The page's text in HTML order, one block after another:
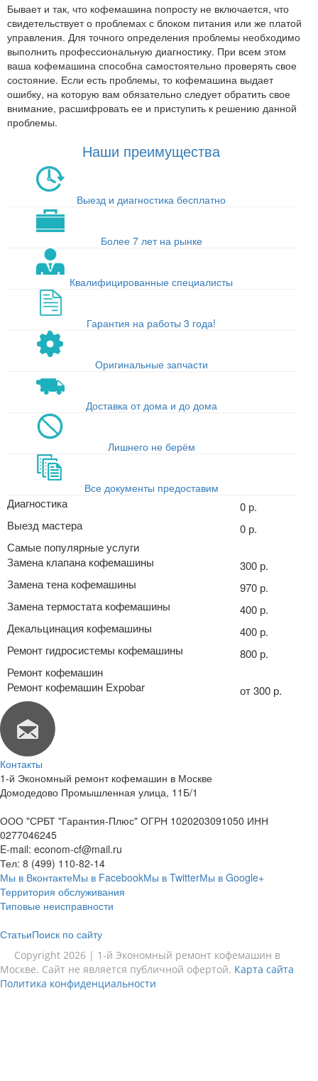
Бывает и так, что кофемашина попросту не включается, что
свидетельствует о проблемах с блоком питания или же платой
управления. Для точного определения проблемы необходимо
выполнить профессиональную диагностику. При всем этом
ваша кофемашина способна самостоятельно проверять свое
состояние. Если есть проблемы, то кофемашина выдает
ошибку, на которую вам обязательно следует обратить свое
внимание, расшифровать ее и приступить к решению данной
проблемы.
Наши преимущества
Выезд и диагностика бесплатно
Более 7 лет на рынке
Квалифицированные специалисты
Гарантия на работы 3 года!
Оригинальные запчасти
Доставка от дома и до дома
Лишнего не берём
Все документы предоставим
Диагностика
0 р.
Выезд мастера
0 р.
Самые популярные услуги
Замена клапана кофемашины
300 р.
Замена тена кофемашины
970 р.
Замена термостата кофемашины
400 р.
Декальцинация кофемашины
400 р.
Ремонт гидросистемы кофемашины
800 р.
Ремонт кофемашин
Ремонт кофемашин Expobar
от 300 р.
Контакты
1-й Экономный ремонт кофемашин в Москве
Домодедово Промышленная улица, 11Б/1
ООО "СРБТ "Гарантия-Плюс" ОГРН 1020203091050 ИНН
0277046245
E-mail: econom-cf@mail.ru
Тел: 8 (499) 110-82-14
Мы в ВконтактеМы в FacebookМы в TwitterМы в Google+
Территория обслуживания
Типовые неисправности
СтатьиПоиск по сайту
Copyright 2026 | 1-й Экономный ремонт кофемашин в
Москве. Сайт не является публичной офертой. Карта сайта
Политика конфиденциальности